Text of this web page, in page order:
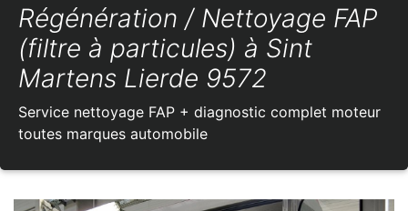
Régénération / Nettoyage FAP
(filtre à particules) à Sint
Martens Lierde 9572
Service nettoyage FAP + diagnostic complet moteur
toutes marques automobile